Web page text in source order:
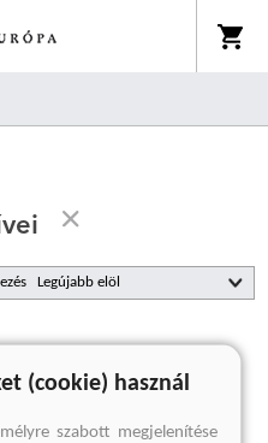
nincs találat
(cookie) használ
szabott megjelenítése